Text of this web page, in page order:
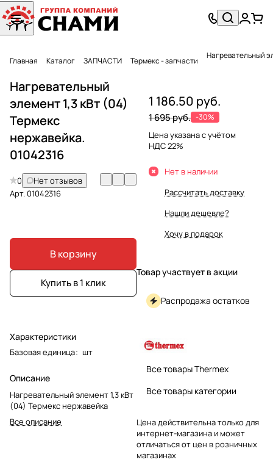
Главная Каталог ЗАПЧАСТИ Термекс - запчасти Нагревательный
Нагревательный
элемент 1,3 кВт (04)
Термекс
нержавейка.
01042316
0
Нет отзывов
Арт.01042316
В корзину
Купить в 1 клик
Характеристики
Базовая единица: шт
Описание
Нагревательный элемент 1,3 кВт
(04) Термекс нержавейка
Все описание
1 186.50 руб.
1 695 руб. -30%
Цена указана с учётом
НДС 22%
Нет в наличии
Рассчитать доставку
Нашли дешевле?
Хочу в подарок
Товар участвует в акции
Распродажа остатков
Все товары Thermex
Все товары категории
Цена действительна только для
интернет-магазина и может
отличаться от цен в розничных
магазинах